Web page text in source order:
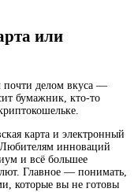
или
почти делом вкуса —
бумажник, кто-то
карта и электронный
инноваций
и всё большее
Главное — понимать,
которые вы не готовы